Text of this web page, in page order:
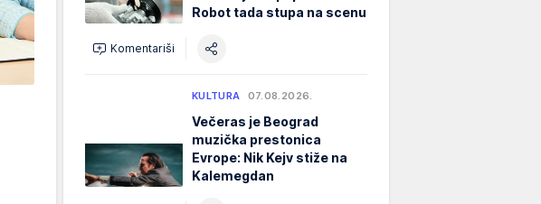
Robot tada stupa na scenu
Komentariši
KULTURA 07.08.2026.
Večeras je Beograd
muzička prestonica
Evrope: Nik Kejv stiže na
Kalemegdan